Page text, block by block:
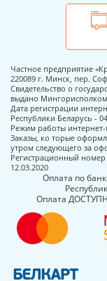
Частное предприятие
220089 г. Минск, пер.
Свидетельство о
выдано
Дата регистрации
Республики Беларусь -
Режим работы интернет-
Заказы, ко торые
утром следующего за
Регистрационный номер
12.03.2020
Оплата по
Оплата